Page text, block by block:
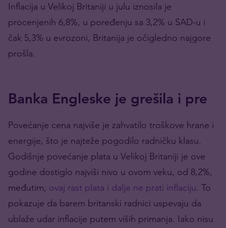
Inflacija u Velikoj Britaniji u julu iznosila je
procenjenih 6,8%, u poređenju sa 3,2% u SAD-u i
čak 5,3% u evrozoni, Britanija je očigledno najgore
prošla.
Banka Engleske je grešila i pre
Povećanje cena najviše je zahvatilo troškove hrane i
energije, što je najteže pogodilo radničku klasu.
Godišnje povećanje plata u Velikoj Britaniji je ove
godine dostiglo najviši nivo u ovom veku, od 8,2%,
međutim, ovaj rast plata i dalje ne prati inflaciju. To
pokazuje da barem britanski radnici uspevaju da
ublaže udar inflacije putem viših primanja. Iako nisu